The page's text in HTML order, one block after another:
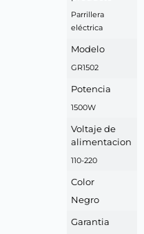
Parrillera
eléctrica
Modelo
GR1502
Potencia
1500W
Voltaje de
alimentacion
110-220
Color
Negro
Garantia